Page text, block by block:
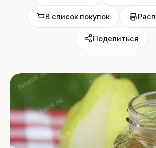
В список покупок
Поделиться